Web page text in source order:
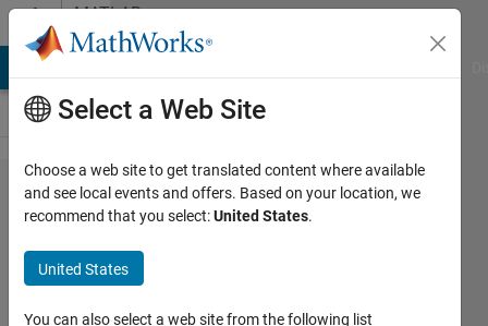
Skip to contentMATLAB
Answers
RoadRunner
でのオリジ
ナル道路作
成方法
Select a Web Site
Choose a web site to get translated content where available
and see local events and offers. Based on your location, we
recommend that you select:United States.
United States
You can also select a web site from the following list